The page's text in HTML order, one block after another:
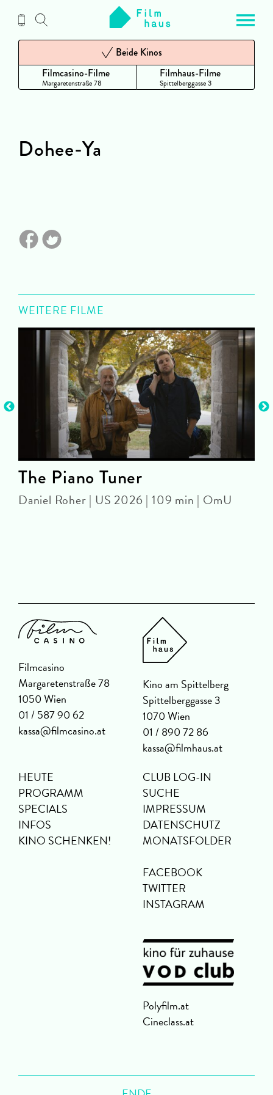
Inhalt
Filmcasino-Filme
Margaretenstraße 78
Beide Kinos
Filmhaus-Filme
Spittelberggasse 3
Dohee-Ya
WEITERE FILME
The Piano Tuner
Daniel Roher | US 2026 | 109 min | OmU
Filmcasino
Margaretenstraße 78
1050 Wien
01 / 587 90 62
kassa@filmcasino.at
Kino am Spittelberg
Spittelberggasse 3
1070 Wien
01 / 890 72 86
kassa@filmhaus.at
HEUTE
PROGRAMM
SPECIALS
INFOS
KINO SCHENKEN!
CLUB LOG-IN
SUCHE
IMPRESSUM
DATENSCHUTZ
MONATSFOLDER
FACEBOOK
TWITTER
INSTAGRAM
Polyfilm.at
Cineclass.at